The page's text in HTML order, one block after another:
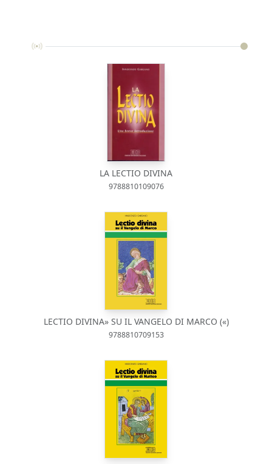
LA LECTIO DIVINA
9788810109076
LECTIO DIVINA» SU IL VANGELO DI MARCO («)
9788810709153